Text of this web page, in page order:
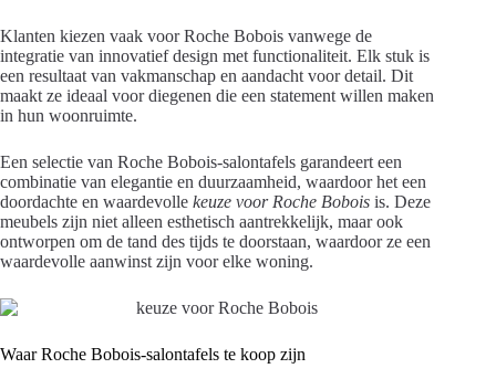
Klanten kiezen vaak voor Roche Bobois vanwege de
integratie van innovatief design met functionaliteit. Elk stuk is
een resultaat van vakmanschap en aandacht voor detail. Dit
maakt ze ideaal voor diegenen die een statement willen maken
in hun woonruimte.
Een selectie van Roche Bobois-salontafels garandeert een
combinatie van elegantie en duurzaamheid, waardoor het een
doordachte en waardevolle keuze voor Roche Bobois is. Deze
meubels zijn niet alleen esthetisch aantrekkelijk, maar ook
ontworpen om de tand des tijds te doorstaan, waardoor ze een
waardevolle aanwinst zijn voor elke woning.
Waar Roche Bobois-salontafels te koop zijn